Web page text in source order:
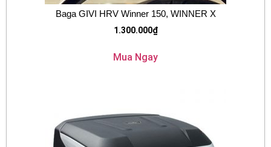
Baga GIVI HRV Winner 150, WINNER X
1.300.000₫
Mua Ngay